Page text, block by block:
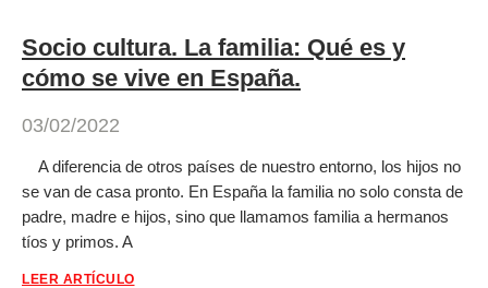
Socio cultura. La familia: Qué es y
cómo se vive en España.
03/02/2022
A diferencia de otros países de nuestro entorno, los hijos no
se van de casa pronto. En España la familia no solo consta de
padre, madre e hijos, sino que llamamos familia a hermanos
tíos y primos. A
LEER ARTÍCULO